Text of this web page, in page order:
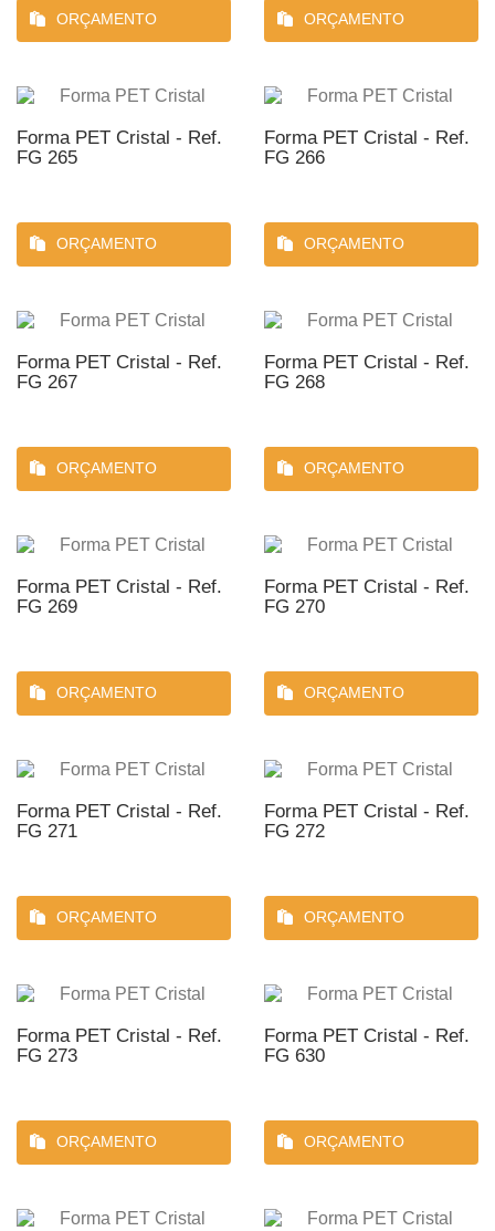
ORÇAMENTO ORÇAMENTO
Forma PET Cristal - Ref.
FG 265
ORÇAMENTO
Forma PET Cristal - Ref.
FG 266
ORÇAMENTO
Forma PET Cristal - Ref.
FG 267
ORÇAMENTO
Forma PET Cristal - Ref.
FG 268
ORÇAMENTO
Forma PET Cristal - Ref.
FG 269
ORÇAMENTO
Forma PET Cristal - Ref.
FG 270
ORÇAMENTO
Forma PET Cristal - Ref.
FG 271
ORÇAMENTO
Forma PET Cristal - Ref.
FG 272
ORÇAMENTO
Forma PET Cristal - Ref.
FG 273
ORÇAMENTO
Forma PET Cristal - Ref.
FG 630
ORÇAMENTO